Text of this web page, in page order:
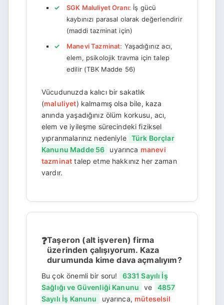
SGK Maluliyet Oranı: İş gücü
kaybınızı parasal olarak değerlendirir
(maddi tazminat için)
Manevi Tazminat: Yaşadığınız acı,
elem, psikolojik travma için talep
edilir (TBK Madde 56)
Vücudunuzda kalıcı bir sakatlık
(maluliyet) kalmamış olsa bile, kaza
anında yaşadığınız ölüm korkusu, acı,
elem ve iyileşme sürecindeki fiziksel
yıpranmalarınız nedeniyle Türk Borçlar
Kanunu Madde 56
uyarınca manevi
tazminat talep etme hakkınız her zaman
vardır.
Taşeron (alt işveren) firma
üzerinden çalışıyorum. Kaza
durumunda kime dava açmalıyım?
Bu çok önemli bir soru!
6331 Sayılı İş
Sağlığı ve Güvenliği Kanunu
ve
4857
Sayılı İş Kanunu
uyarınca, müteselsil